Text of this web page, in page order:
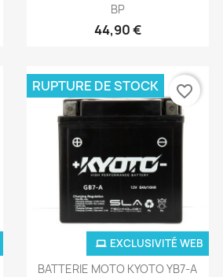
BP
44,90 €
Aperçu rapide
BATTERIE MOTO KYOTO YB7-A
EXCLUSIVITÉ WEB
RUPTURE DE STOCK favorite_border